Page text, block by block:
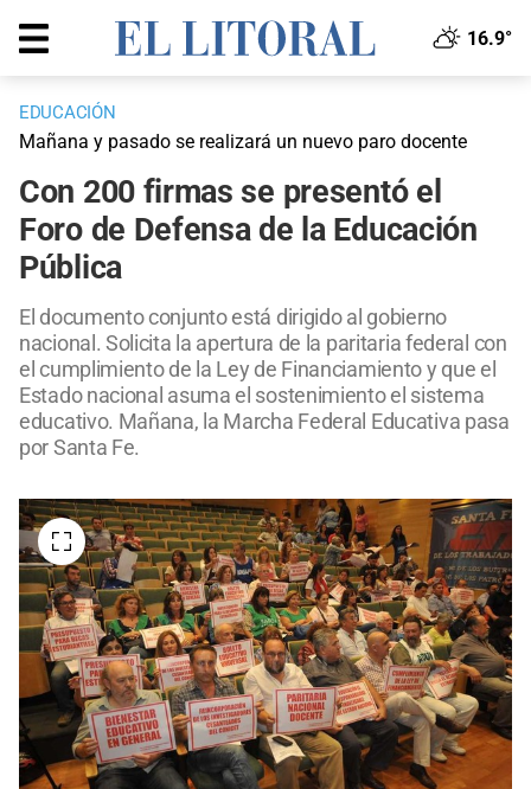
16.9°
EDUCACIÓN
Mañana y pasado se realizará un nuevo paro docente
Con 200 firmas se presentó el
Foro de Defensa de la Educación
Pública
El documento conjunto está dirigido al gobierno
nacional. Solicita la apertura de la paritaria federal con
el cumplimiento de la Ley de Financiamiento y que el
Estado nacional asuma el sostenimiento el sistema
educativo. Mañana, la Marcha Federal Educativa pasa
por Santa Fe.